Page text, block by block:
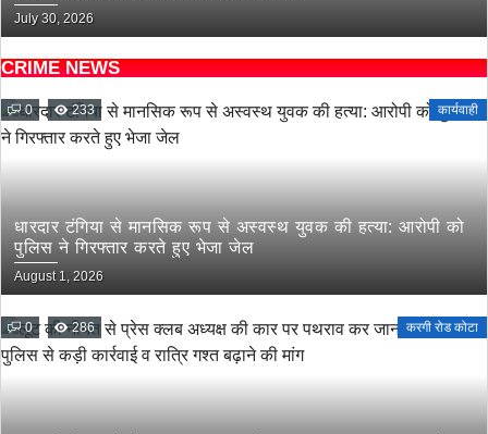
July 30, 2026
CRIME NEWS
0 233 कार्यवाही
धारदार टंगिया से मानसिक रूप से अस्वस्थ युवक की हत्या: आरोपी को
पुलिस ने गिरफ्तार करते हुए भेजा जेल
August 1, 2026
0 286 करगी रोड कोटा